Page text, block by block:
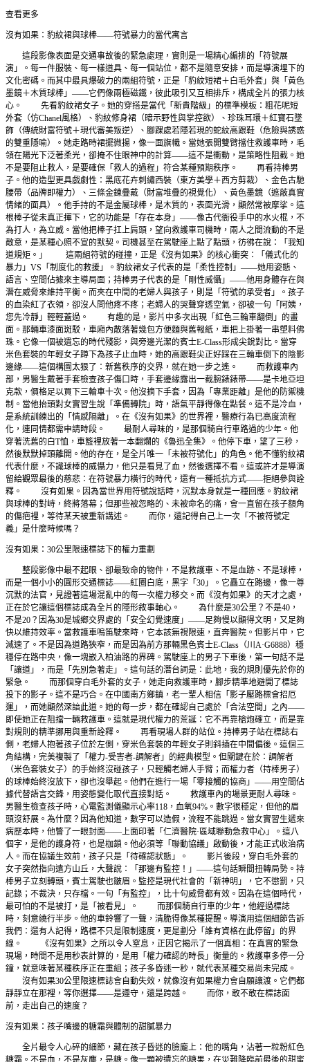
查看更多
沒有如果：豹紋裙與球棒——符號暴力的當代寓言
這段影像表面是交通事故後的緊急處理，實則是一場精心編排的「符號展
演」。每一件服裝、每一樣道具、每一個站位，都不是隨意安排，而是導演埋下的
文化密碼。而其中最具爆破力的兩組符號，正是「豹紋短裙＋白毛外套」與「黃色
墨鏡＋木質球棒」——它們像兩極磁鐵，彼此吸引又互相排斥，構成全片的張力核
心。 先看豹紋裙女子。她的穿搭是當代「新貴階級」的標準模板：粗花呢短
外套（仿Chanel風格）、豹紋修身裙（暗示野性與掌控欲）、珍珠耳環＋紅寶石墜
飾（傳統財富符號＋現代審美叛逆）、腳踝處若隱若現的蛇紋高跟鞋（危險與誘惑
的雙重隱喻）。她走路時裙擺微揚，像一面旗幟。當她張開雙臂擋住救護車時，毛
領在陽光下泛著柔光，卻掩不住眼神中的計算——這不是衝動，是策略性阻截。她
不是要阻止救人，是要確保「救人的過程」符合某種預期秩序。 再看持棒男
子。他的造型更具戲劇性：黑底花卉刺繡西裝（東方美學＋西方剪裁）、金色古馳
腰帶（品牌即權力）、三條金鍊疊戴（財富堆疊的視覺化）、黃色墨鏡（遮蔽真實
情緒的面具）。他手持的不是金屬球棒，是木質的，表面光滑，顯然常被摩挲。這
根棒子從未真正揮下，它的功能是「存在本身」——像古代衙役手中的水火棍，不
為打人，為立威。當他把棒子扛上肩頭，望向救護車司機時，兩人之間流動的不是
敵意，是某種心照不宣的默契。司機甚至在駕駛座上點了點頭，彷彿在說：「我知
道規矩。」 這兩組符號的碰撞，正是《沒有如果》的核心衝突：「儀式化的
暴力」VS「制度化的救援」。豹紋裙女子代表的是「柔性控制」——她用姿態、
語言、空間佔據來主導局面；持棒男子代表的是「剛性威懾」——他用身體存在與
潛在威脅來維持平衡。而夾在中間的老婦人與孩子，則是「符號的承受者」。孩子
的血染紅了衣領，卻沒人問他疼不疼；老婦人的哭聲穿透空氣，卻被一句「阿姨，
您先冷靜」輕輕蓋過。 有趣的是，影片中多次出現「紅色三輪車翻倒」的畫
面。那輛車漆面斑駁，車廂內散落著幾包方便麵與舊報紙，車把上掛著一串塑料佛
珠。它像一個被遺忘的時代殘影，與旁邊光潔的賓士E-Class形成尖銳對比。當穿
米色套裝的年輕女子蹲下為孩子止血時，她的高跟鞋尖正好踩在三輪車倒下的陰影
邊緣——這個構圖太狠了：新舊秩序的交界，就在她一步之遙。 而救護車內
部，男醫生戴著手套檢查孩子傷口時，手套邊緣露出一截腕錶錶帶——是卡地亞坦
克款，價格足以買下三輪車十次。他沒摘下手套，因為「專業距離」是他的防禦機
制。當他抬頭對女實習生說「準備轉院」時，語氣平靜得像在點餐。這不是冷血，
是系統訓練出的「情感隔離」。在《沒有如果》的世界裡，醫療行為已高度流程
化，連同情都需申請時段。 最耐人尋味的，是那個騎自行車路過的少年。他
穿著洗舊的白T恤，車籃裡放著一本翻爛的《魯迅全集》。他停下車，望了三秒，
然後默默掉頭離開。他的存在，是全片唯一「未被符號化」的角色。他不懂豹紋裙
代表什麼，不識球棒的威懾力，他只是看見了血，然後選擇不看。這或許才是導演
留給觀眾最後的慈悲：在符號暴力橫行的時代，還有一種抵抗方式——拒絕參與詮
釋。 沒有如果。因為當世界用符號說話時，沉默本身就是一種回應。豹紋裙
與球棒的對峙，終將落幕；但那些被忽略的、未被命名的痛，會一直留在孩子額角
的傷疤裡，等待某天被重新講述。 而你，還記得自己上一次「不被符號定
義」是什麼時候嗎？
沒有如果：30公里限速標誌下的權力重劃
整段影像中最不起眼、卻最致命的物件，不是救護車、不是血跡、不是球棒，
而是一個小小的圓形交通標誌——紅圈白底，黑字「30」。它矗立在路邊，像一尊
沉默的法官，見證著這場混亂中的每一次權力移交。而《沒有如果》的天才之處，
正在於它讓這個標誌成為全片的隱形敘事軸心。 為什麼是30公里？不是40，
不是20？因為30是城鄉交界處的「安全幻覺速度」——足夠慢以顯得文明，又足夠
快以維持效率。當救護車鳴笛駛來時，它本該無視限速，直奔醫院。但影片中，它
減速了。不是因為道路狹窄，而是因為前方那輛黑色賓士E-Class（川A·G6888）穩
穩停在路中央，像一塊嵌入柏油路的界碑。駕駛座上的男子下車後，第一句話不是
「讓道」，而是「先別急著走」。這句話的潛台詞是：此地，我的規則優先於你的
緊急。 而那個穿白毛外套的女子，她走向救護車時，腳步精準地避開了標誌
投下的影子。這不是巧合。在中國南方鄉鎮，老一輩人相信「影子壓路標會招厄
運」，而她顯然深諳此道。她的每一步，都在確認自己處於「合法空間」之內——
即使她正在阻擋一輛救護車。這就是現代權力的荒誕：它不再靠槍炮確立，而是靠
對規則的精準挪用與重新詮釋。 再看現場人群的站位。持棒男子站在標誌右
側，老婦人抱著孩子位於左側，穿米色套裝的年輕女子則斜插在中間偏後。這個三
角結構，完美複製了「權力-受害者-調解者」的經典模型。但關鍵在於：調解者
（米色套裝女子）的手始終沒碰孩子，只輕觸老婦人手臂；而權力者（持棒男子）
的球棒始終沒放下，卻也沒舉起。他們在進行一場「零接觸的協商」——用空間佔
據代替語言交鋒，用姿態變化取代直接對話。 救護車內的場景更耐人尋味。
男醫生檢查孩子時，心電監測儀顯示心率118，血氧94%。數字很穩定，但他的眉
頭沒舒展。為什麼？因為他知道，數字可以造假，流程不能跳過。當女實習生遞來
病歷本時，他瞥了一眼封面——上面印著「仁濟醫院·區域聯動急救中心」。這八
個字，是他的護身符，也是枷鎖。他必須等「聯動協議」啟動後，才能正式收治病
人。而在協議生效前，孩子只是「待確認狀態」。 影片後段，穿白毛外套的
女子突然指向遠方山丘，大聲說：「那邊有監控！」——這句話瞬間扭轉局勢。持
棒男子立刻轉頭，賓士駕駛也皺眉。監控是現代社會的「新神明」，它不懲罰，只
記錄；不裁決，只存檔。一句「有監控」，比十句威脅都有效。因為在這個時代，
最可怕的不是被打，是「被看見」。 而那個騎自行車的少年，他經過標誌
時，刻意繞行半步。他的車鈴響了一聲，清脆得像某種提醒。導演用這個細節告訴
我們：還有人記得，路標不只是限制速度，更是劃分「誰有資格在此停留」的界
線。 《沒有如果》之所以令人窒息，正因它揭示了一個真相：在真實的緊急
現場，時間不是用秒表計算的，是用「權力確認的時長」衡量的。救護車多停一分
鐘，就意味著某種秩序正在重組；孩子多昏迷一秒，就代表某種交易尚未完成。
沒有如果30公里限速標誌會自動失效，就像沒有如果權力會自願讓渡。它們都
靜靜立在那裡，等你選擇——是遵守，還是跨越。 而你，敢不敢在標誌面
前，走出自己的速度？
沒有如果：孩子嘴邊的糖霜與體制的甜膩暴力
全片最令人心碎的細節，藏在孩子昏迷的臉龐上：他的嘴角，沾著一粒粉紅色
糖霜。不是血，不是灰塵，是糖。像一顆被遺忘的糖果，在災難降臨前最後的甜蜜